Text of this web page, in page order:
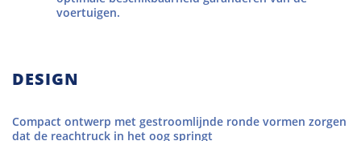
voertuigen.
DESIGN
Compact ontwerp met gestroomlijnde ronde vormen zorgen
dat de reachtruck in het oog springt